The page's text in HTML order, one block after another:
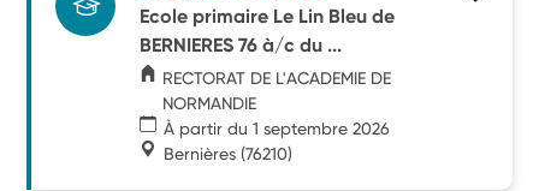
Ecole primaire Le Lin Bleu de
BERNIERES 76 à/c du ...
RECTORAT DE L'ACADEMIE DE
NORMANDIE
À partir du 1 septembre 2026
Bernières (76210)